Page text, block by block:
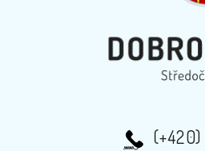
(+420)